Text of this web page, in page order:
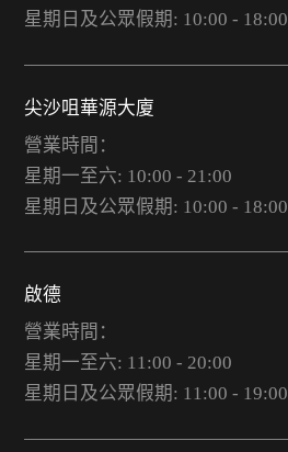
星期日及公眾假期: 10:00 - 18:00
尖沙咀華源大廈
營業時間：
星期一至六: 10:00 - 21:00
星期日及公眾假期: 10:00 - 18:00
啟德
營業時間：
星期一至六: 11:00 - 20:00
星期日及公眾假期: 11:00 - 19:00